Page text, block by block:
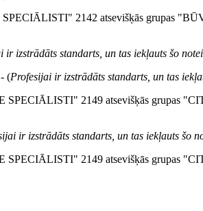
2142 atsevišķās grupas
ir izstrādāts standarts, un tas iekļauts šo
(Profesijai ir izstrādāts standarts, un tas
SPECIĀLISTI" 2149 atsevišķās grupas
ir izstrādāts standarts, un tas iekļauts šo
SPECIĀLISTI" 2149 atsevišķās grupas